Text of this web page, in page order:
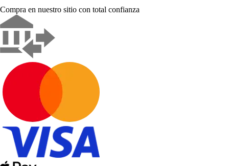
Compra en nuestro sitio con total confianza